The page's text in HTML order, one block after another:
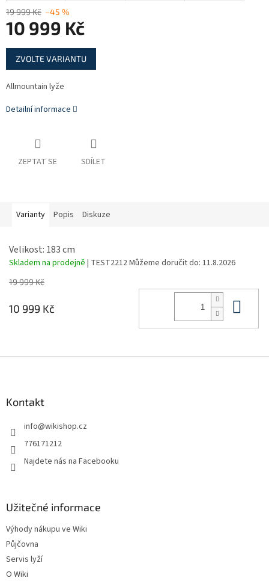
19 999 Kč –45 %
10 999 Kč
Měrná
cena:
ZVOLTE VARIANTU
Allmountain lyže
Detailní informace
ZEPTAT SE SDÍLET
Varianty Popis Diskuze
Velikost: 183 cm
Skladem na prodejně | TEST2212Můžeme doručit do: 11.8.2026
19 999 Kč
10 999 Kč
Kontakt
info@wikishop.cz
776171212
Najdete nás na Facebooku
Užitečné informace
Výhody nákupu ve Wiki
Půjčovna
Servis lyží
O Wiki